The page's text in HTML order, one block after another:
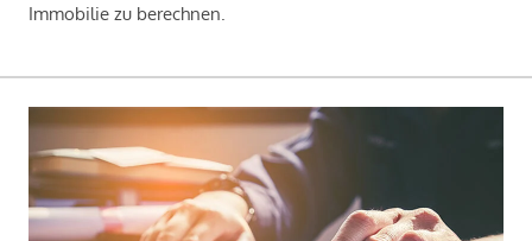
Immobilie zu berechnen.